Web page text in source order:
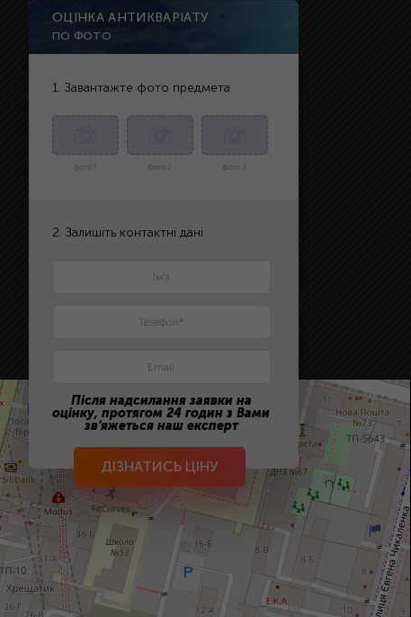
ОЦІНКА АНТИКВАРІАТУ
ПО ФОТО
1. Завантажте фото предмета
фото 1 фото 2 фото 3
2. Залишіть контактні дані
Після надсилання заявки на
оцінку, протягом 24 годин з Вами
зв'яжеться наш експерт
ДІЗНАТИСЬ ЦІНУ